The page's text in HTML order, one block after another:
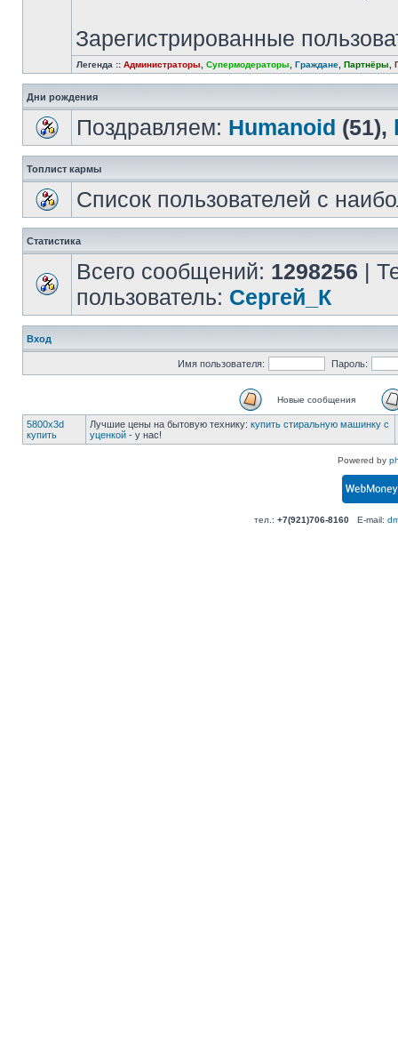
Зарегистрированные
Легенда :: Администраторы Супермодераторы Граждане Партнёры
Дни рождения
Поздравляем: Humanoid (51),
Топлист кармы
Список пользователей с
Статистика
Всего сообщений: 1298256 |
пользователь: Сергей_К
Вход
Имя пользователя: Пароль:
Новые сообщения
5800x3d
купить
Лучшие цены на бытовую технику: купить стиральную машинку с
уценкой - у нас!
Powered by
тел.: +7(921)706-8160E-mail: